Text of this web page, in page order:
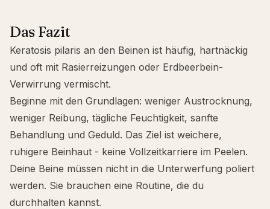
Das Fazit
Keratosis pilaris an den Beinen ist häufig, hartnäckig
und oft mit Rasierreizungen oder Erdbeerbein-
Verwirrung vermischt.
Beginne mit den Grundlagen: weniger Austrocknung,
weniger Reibung, tägliche Feuchtigkeit, sanfte
Behandlung und Geduld. Das Ziel ist weichere,
ruhigere Beinhaut - keine Vollzeitkarriere im Peelen.
Deine Beine müssen nicht in die Unterwerfung poliert
werden. Sie brauchen eine Routine, die du
durchhalten kannst.